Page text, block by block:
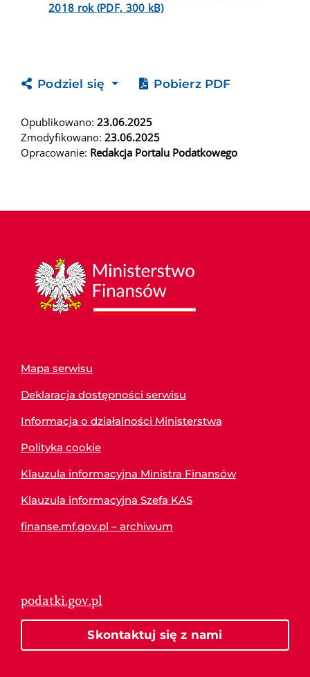
2018 rok (PDF, 300 kB)
Podziel się Pobierz PDF
Opublikowano: 23.06.2025
Zmodyfikowano: 23.06.2025
Opracowanie: Redakcja Portalu Podatkowego
Mapa serwisu
Deklaracja dostępności serwisu
Informacja o działalności Ministerstwa
Polityka cookie
Klauzula informacyjna Ministra Finansów
Klauzula informacyjna Szefa KAS
finanse.mf.gov.pl – archiwum
podatki.gov.pl
Skontaktuj się z nami